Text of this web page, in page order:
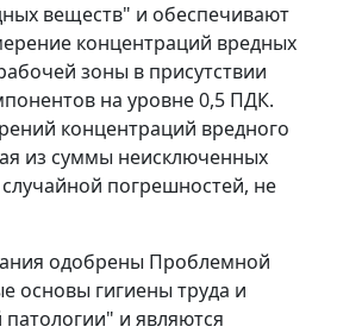
веществ" и обеспечивают
концентраций вредных
зоны в присутствии
на уровне 0,5 ПДК.
концентраций вредного
из суммы неисключенных
погрешностей, не
одобрены Проблемной
основы гигиены труда и
и являются